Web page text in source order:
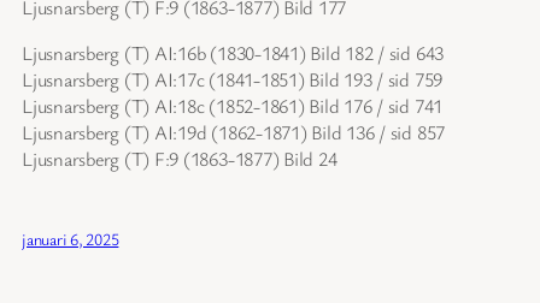
Ljusnarsberg (T) F:9 (1863-1877) Bild 177
Ljusnarsberg (T) AI:16b (1830-1841) Bild 182 / sid 643
Ljusnarsberg (T) AI:17c (1841-1851) Bild 193 / sid 759
Ljusnarsberg (T) AI:18c (1852-1861) Bild 176 / sid 741
Ljusnarsberg (T) AI:19d (1862-1871) Bild 136 / sid 857
Ljusnarsberg (T) F:9 (1863-1877) Bild 24
januari 6, 2025